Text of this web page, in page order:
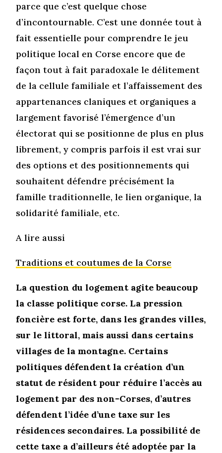
parce que c’est quelque chose
d’incontournable. C’est une donnée tout à
fait essentielle pour comprendre le jeu
politique local en Corse encore que de
façon tout à fait paradoxale le délitement
de la cellule familiale et l’affaissement des
appartenances claniques et organiques a
largement favorisé l’émergence d’un
électorat qui se positionne de plus en plus
librement, y compris parfois il est vrai sur
des options et des positionnements qui
souhaitent défendre précisément la
famille traditionnelle, le lien organique, la
solidarité familiale, etc.
A lire aussi
Traditions et coutumes de la Corse
La question du logement agite beaucoup
la classe politique corse. La pression
foncière est forte, dans les grandes villes,
sur le littoral, mais aussi dans certains
villages de la montagne. Certains
politiques défendent la création d’un
statut de résident pour réduire l’accès au
logement par des non-Corses, d’autres
défendent l’idée d’une taxe sur les
résidences secondaires. La possibilité de
cette taxe a d’ailleurs été adoptée par la